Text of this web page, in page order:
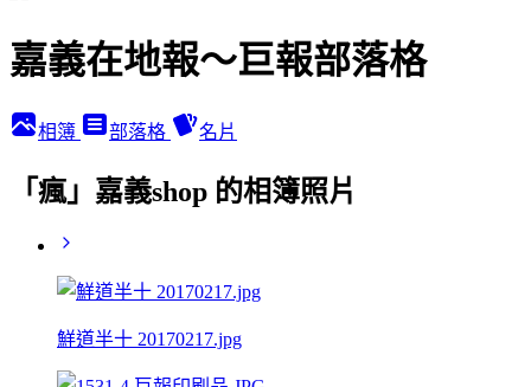
嘉義在地報～巨報部落格
相簿 部落格 名片
「瘋」嘉義shop 的相簿照片
鮮道半十 20170217.jpg